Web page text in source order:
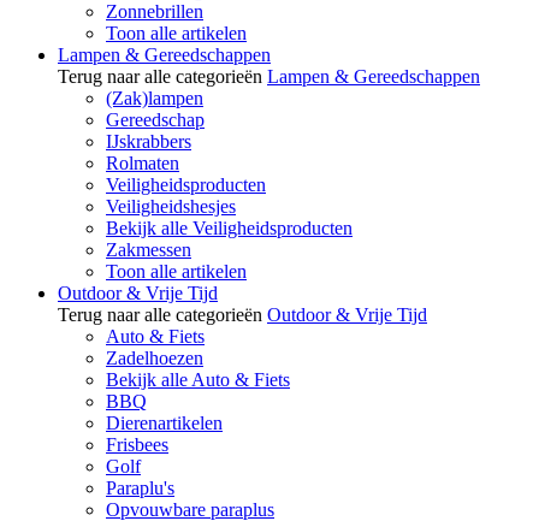
Zonnebrillen
Toon alle artikelen
Lampen & Gereedschappen
Terug naar alle categorieën Lampen & Gereedschappen
(Zak)lampen
Gereedschap
IJskrabbers
Rolmaten
Veiligheidsproducten
Veiligheidshesjes
Bekijk alle Veiligheidsproducten
Zakmessen
Toon alle artikelen
Outdoor & Vrije Tijd
Terug naar alle categorieën Outdoor & Vrije Tijd
Auto & Fiets
Zadelhoezen
Bekijk alle Auto & Fiets
BBQ
Dierenartikelen
Frisbees
Golf
Paraplu's
Opvouwbare paraplus